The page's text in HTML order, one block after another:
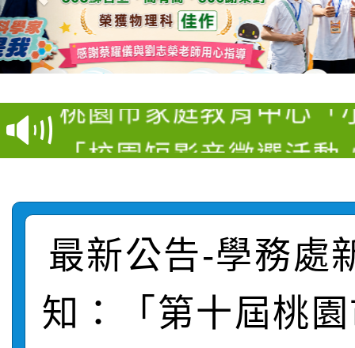
【甄選結果(第11招)】
學年度第1學期第7次代
結果(第11招)
【甄選結果(第3招)】
學年度第1學期第9次代
結果(第3招)
桃園市家庭教育中心「
程資訊」、「暑期親子
絕-親子共學同樂會」
站幸福系列講座及成長
報，惠請貴機關(學校)
「校園短影音徵選活動
踴躍報名參加
115學年度新生補報到
結果
【甄選結果(第10招)】
學年度第1學期第7次代
【甄選結果(第2招)】
最新公告-學務處
知：「第十屆桃